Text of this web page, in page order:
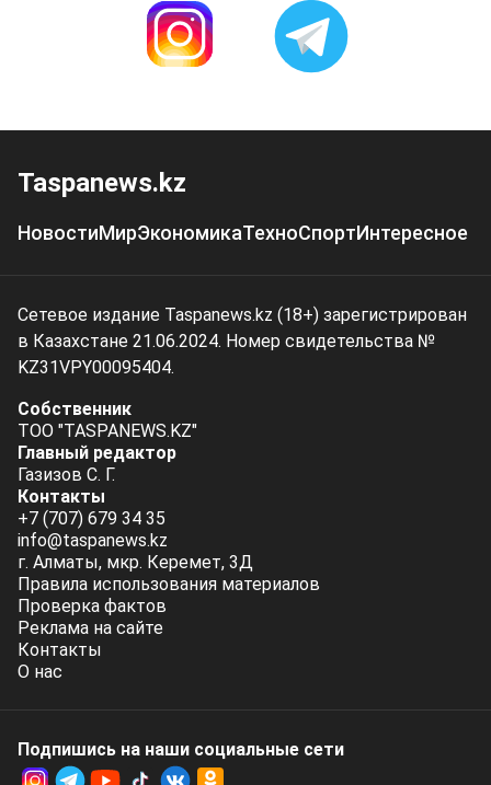
Taspanews.kz
НовостиМирЭкономикаТехноСпортИнтересное
Сетевое издание Taspanews.kz (18+) зарегистрирован
в Казахстане 21.06.2024. Номер свидетельства №
KZ31VPY00095404.
Собственник
ТОО "TASPANEWS.KZ"
Главный редактор
Газизов С. Г.
Контакты
+7 (707) 679 34 35
info@taspanews.kz
г. Алматы, мкр. Керемет, 3Д
Правила использования материалов
Проверка фактов
Реклама на сайте
Контакты
О нас
Подпишись на наши социальные cети